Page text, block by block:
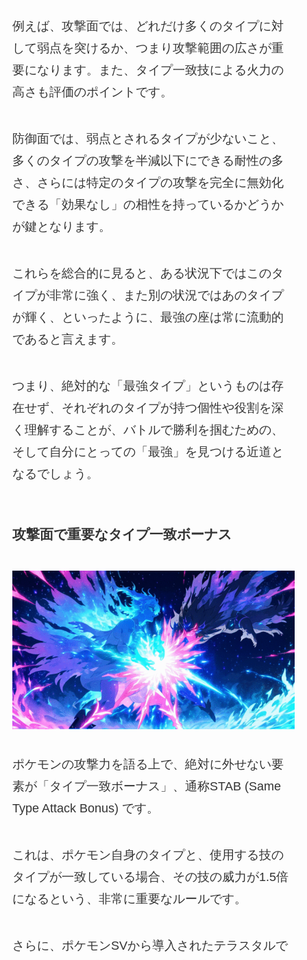
例えば、攻撃面では、どれだけ多くのタイプに対
して弱点を突けるか、つまり攻撃範囲の広さが重
要になります。また、タイプ一致技による火力の
高さも評価のポイントです。
防御面では、弱点とされるタイプが少ないこと、
多くのタイプの攻撃を半減以下にできる耐性の多
さ、さらには特定のタイプの攻撃を完全に無効化
できる「効果なし」の相性を持っているかどうか
が鍵となります。
これらを総合的に見ると、ある状況下ではこのタ
イプが非常に強く、また別の状況ではあのタイプ
が輝く、といったように、最強の座は常に流動的
であると言えます。
つまり、絶対的な「最強タイプ」というものは存
在せず、それぞれのタイプが持つ個性や役割を深
く理解することが、バトルで勝利を掴むための、
そして自分にとっての「最強」を見つける近道と
なるでしょう。
攻撃面で重要なタイプ一致ボーナス
ポケモンの攻撃力を語る上で、絶対に外せない要
素が「タイプ一致ボーナス」、通称STAB (Same
Type Attack Bonus) です。
これは、ポケモン自身のタイプと、使用する技の
タイプが一致している場合、その技の威力が1.5倍
になるという、非常に重要なルールです。
さらに、ポケモンSVから導入されたテラスタルで